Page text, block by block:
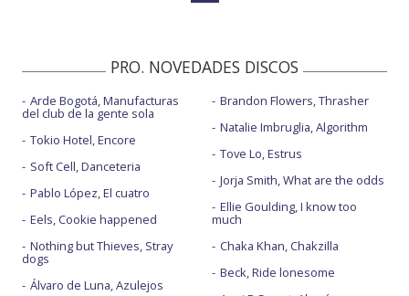
PRO. NOVEDADES DISCOS
Arde Bogotá, Manufacturas
del club de la gente sola
Tokio Hotel, Encore
Soft Cell, Danceteria
Pablo López, El cuatro
Eels, Cookie happened
Nothing but Thieves, Stray
dogs
Álvaro de Luna, Azulejos
Brandon Flowers, Thrasher
Natalie Imbruglia, Algorithm
Tove Lo, Estrus
Jorja Smith, What are the odds
Ellie Goulding, I know too
much
Chaka Khan, Chakzilla
Beck, Ride lonesome